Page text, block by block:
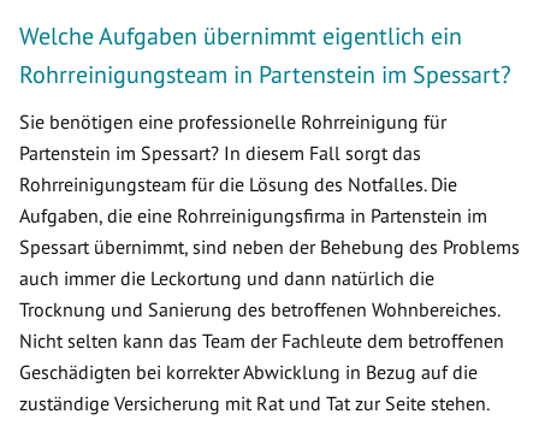
Welche Aufgaben übernimmt eigentlich ein
Rohrreinigungsteam in Partenstein im Spessart?
Sie benötigen eine professionelle Rohrreinigung für
Partenstein im Spessart? In diesem Fall sorgt das
Rohrreinigungsteam für die Lösung des Notfalles. Die
Aufgaben, die eine Rohrreinigungsfirma in Partenstein im
Spessart übernimmt, sind neben der Behebung des Problems
auch immer die Leckortung und dann natürlich die
Trocknung und Sanierung des betroffenen Wohnbereiches.
Nicht selten kann das Team der Fachleute dem betroffenen
Geschädigten bei korrekter Abwicklung in Bezug auf die
zuständige Versicherung mit Rat und Tat zur Seite stehen.